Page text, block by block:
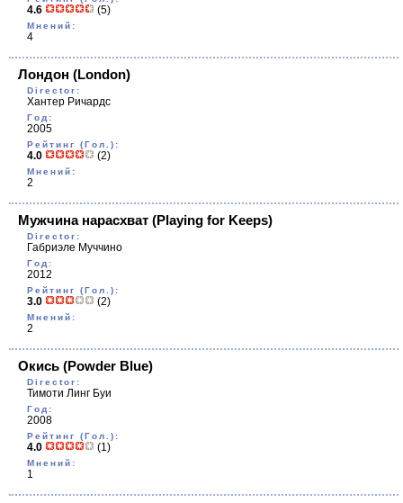
4.6 (5)
Мнений:
4
Лондон (Lоndon)
Director:
Хантер Ричардс
Год:
2005
Рейтинг (Гол.):
4.0 (2)
Мнений:
2
Мужчина нарасхват (Playing for Keeps)
Director:
Габриэле Муччино
Год:
2012
Рейтинг (Гол.):
3.0 (2)
Мнений:
2
Окись (Powder Blue)
Director:
Тимоти Линг Буи
Год:
2008
Рейтинг (Гол.):
4.0 (1)
Мнений:
1